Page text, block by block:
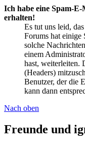
Ich habe eine Spam-
erhalten!
Es tut uns leid,
Forums hat einige
solche
einem
hast, weiterleiten.
(Headers)
Benutzer, der die
kann dann
Nach oben
Freunde und